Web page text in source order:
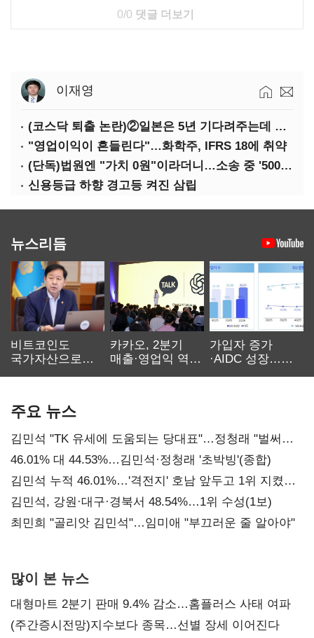
0/0 댓글 더보기
이재영
(코스닥 퇴출 논란)②일본은 5년 기다려주는데 우리는 당장 퇴출?…시간만으론 부족한 코스닥 구하기
"영업이익이 흔들린다"…화학주, IFRS 18에 취약
(단독)법원엔 "가치 0원"이라더니…소송 중 '500원 유증' 강행한 라인게임즈
신용등급 하향 경고등 켜진 삼립
뉴스리듬
비트코인도
국가자산으로…'
카카오, 2분기
매출·영업익 역대
가입자 증가
·AIDC 성장…
주요 뉴스
김민석 "TK 유세에 도움되는 당대표"…정청래 "벌써
대표된 양 당직 배분"
46.01% 대 44.53%…김민석·정청래 '초박빙'(종합)
김민석 누적 46.01%…'격전지' 호남 앞두고 1위 지켰다
(2보)
김민석, 강원·대구·경북서 48.54%…1위 수성(1보)
최민희 "골리앗 김민석"…임미애 "부끄러운 줄 알아야"
많이 본 뉴스
대형마트 2분기 판매 9.4% 감소…홈플러스 사태 여파
(주간증시전망)지수보다 종목…선별 장세 이어진다